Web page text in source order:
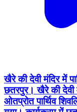
खैरे की देवी मंदिर में
छतरपुर। खैरे की देवी
ओतप्रोत पार्थिव